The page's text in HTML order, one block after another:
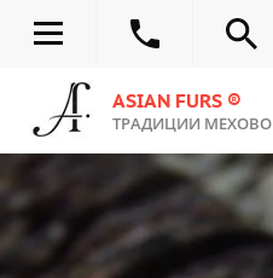
ASIAN FURS ®
ТРАДИЦИИ